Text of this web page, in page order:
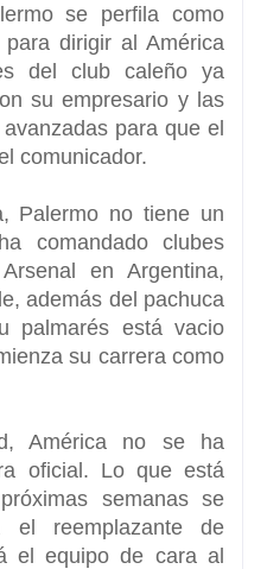
se perfila como
dirigir al América
del club caleño ya
su empresario y las
para que el
comunicador.
Palermo no tiene un
comandado clubes
en Argentina,
además del pachuca
palmarés está vacio
su carrera como
América no se ha
oficial. Lo que está
semanas se
el reemplazante de
el equipo de cara al